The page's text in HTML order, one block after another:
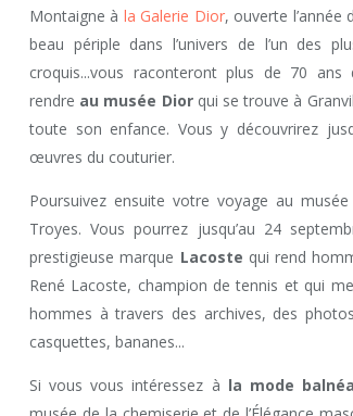
Montaigne à la Galerie Dior, ouverte l’année
beau périple dans l’univers de l’un des
croquis...vous raconteront plus de 70 ans
rendre au musée Dior qui se trouve à
toute son enfance. Vous y découvrirez
œuvres du couturier.
Poursuivez ensuite votre voyage au
Troyes. Vous pourrez jusqu’au 24
prestigieuse marque Lacoste qui rend
René Lacoste, champion de tennis et qui
hommes à travers des archives, des
casquettes, bananes...
Si vous vous intéressez à la mode